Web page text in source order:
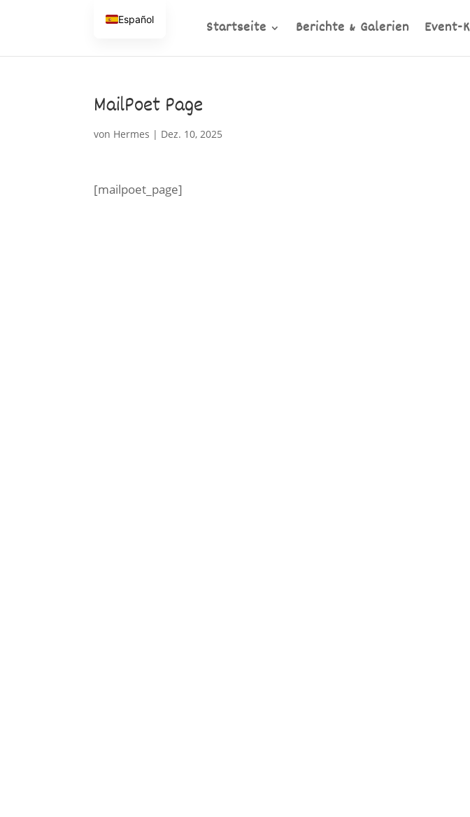
Startseite Berichte & Galerien Event-
MailPoet Page
von Hermes | Dez. 10, 2025
[mailpoet_page]
Español